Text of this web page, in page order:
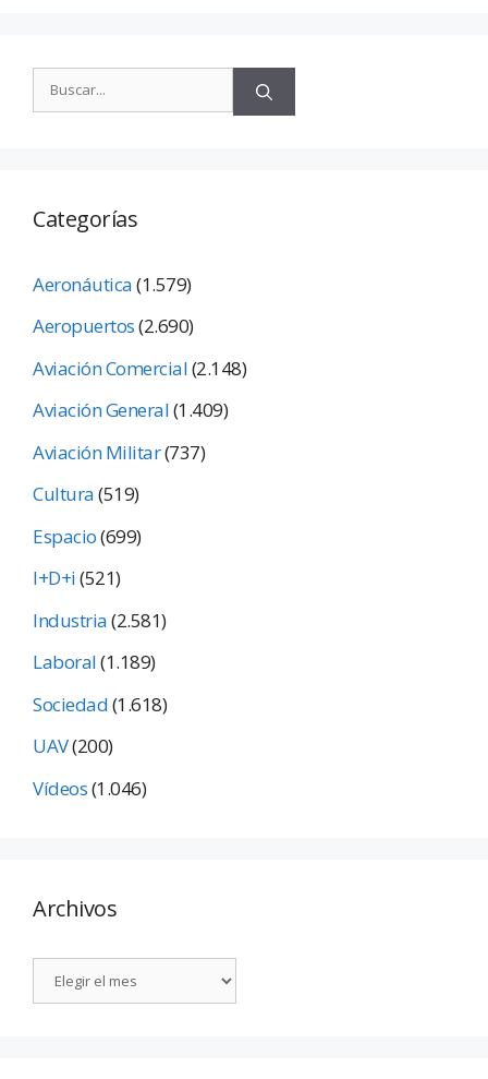
Categorías
Aeronáutica(1.579)
Aeropuertos(2.690)
Aviación Comercial(2.148)
Aviación General(1.409)
Aviación Militar(737)
Cultura(519)
Espacio(699)
I+D+i(521)
Industria(2.581)
Laboral(1.189)
Sociedad(1.618)
UAV(200)
Vídeos(1.046)
Archivos